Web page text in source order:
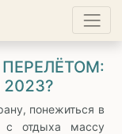
понежиться в
с отдыха массу